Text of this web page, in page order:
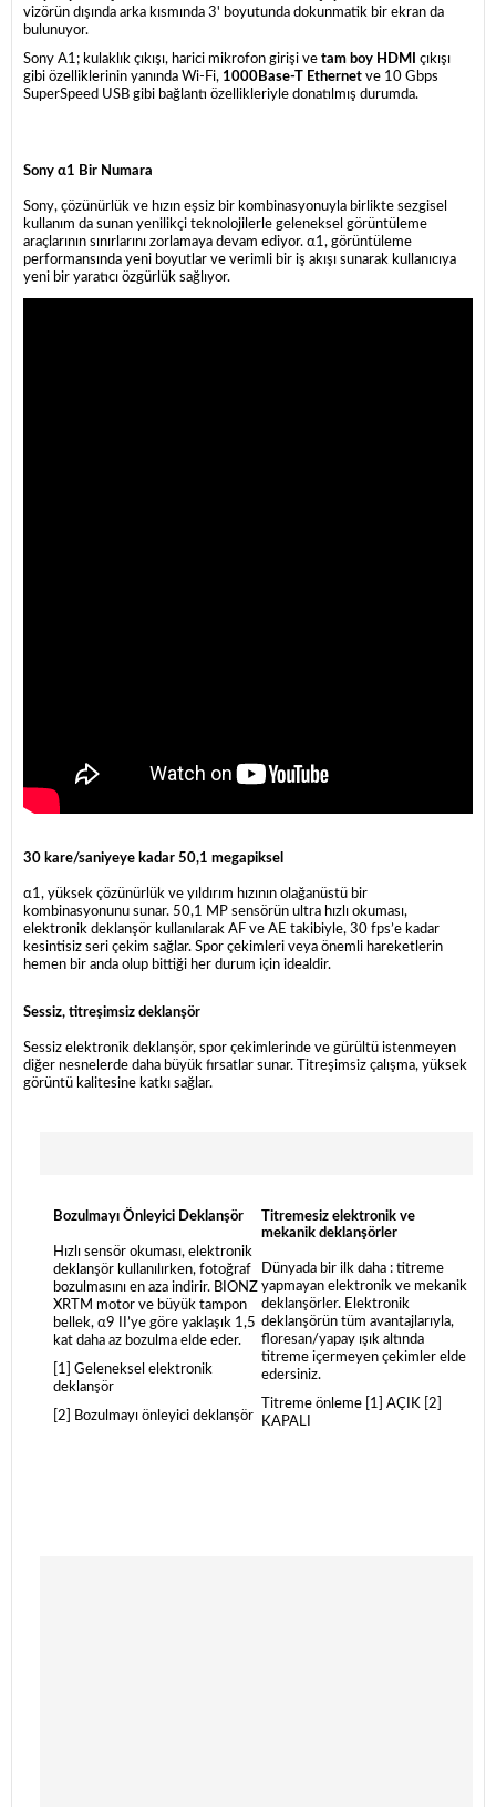
vizörün dışında arka kısmında 3' boyutunda dokunmatik bir ekran da
bulunuyor.
Sony A1; kulaklık çıkışı, harici mikrofon girişi ve tam boy HDMI
çıkışı
gibi özelliklerinin yanında Wi-Fi, 1000Base-T Ethernet ve 10 Gbps
SuperSpeed USB gibi bağlantı özellikleriyle donatılmış durumda.
Sony α1 Bir Numara
Sony, çözünürlük ve hızın eşsiz bir kombinasyonuyla birlikte sezgisel
kullanım da sunan yenilikçi teknolojilerle geleneksel görüntüleme
araçlarının sınırlarını zorlamaya devam ediyor. α1, görüntüleme
performansında yeni boyutlar ve verimli bir iş akışı sunarak kullanıcıya
yeni bir yaratıcı özgürlük sağlıyor.
30 kare/saniyeye kadar 50,1 megapiksel
α1, yüksek çözünürlük ve yıldırım hızının olağanüstü bir
kombinasyonunu sunar. 50,1 MP sensörün ultra hızlı okuması,
elektronik deklanşör kullanılarak AF ve AE takibiyle, 30 fps’e kadar
kesintisiz seri çekim sağlar. Spor çekimleri veya önemli hareketlerin
hemen bir anda olup bittiği her durum için idealdir.
Sessiz, titreşimsiz deklanşör
Sessiz elektronik deklanşör, spor çekimlerinde ve gürültü istenmeyen
diğer nesnelerde daha büyük fırsatlar sunar. Titreşimsiz çalışma, yüksek
görüntü kalitesine katkı sağlar.
Bozulmayı Önleyici Deklanşör
Hızlı sensör okuması, elektronik
deklanşör kullanılırken, fotoğraf
bozulmasını en aza indirir. BIONZ
XRTM motor ve büyük tampon
bellek, α9 II’ye göre yaklaşık 1,5
kat daha az bozulma elde eder.
[1] Geleneksel elektronik
deklanşör
[2] Bozulmayı önleyici deklanşör
Titremesiz elektronik ve
mekanik deklanşörler
Dünyada bir ilk daha : titreme
yapmayan elektronik ve mekanik
deklanşörler. Elektronik
deklanşörün tüm avantajlarıyla,
floresan/yapay ışık altında
titreme içermeyen çekimler elde
edersiniz.
Titreme önleme [1] AÇIK [2]
KAPALI